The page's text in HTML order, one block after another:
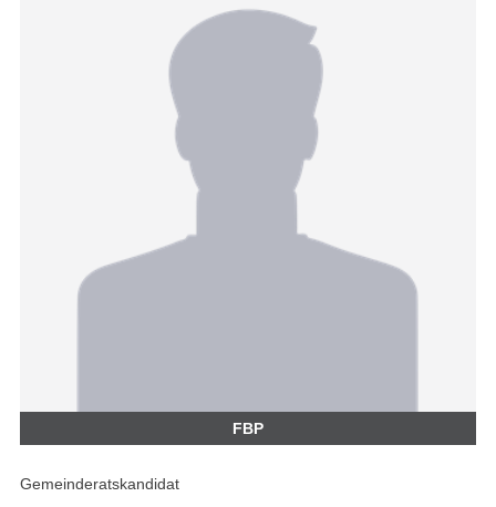
FBP
Gemeinderatskandidat